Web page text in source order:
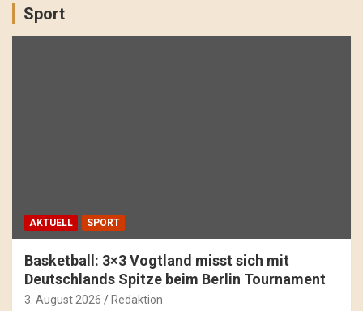
Sport
AKTUELL SPORT
Basketball: 3×3 Vogtland misst sich mit
Deutschlands Spitze beim Berlin Tournament
3. August 2026 Redaktion